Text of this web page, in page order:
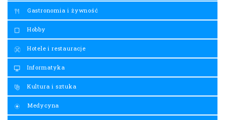
Gastronomia i żywność
Hobby
Hotele i restauracje
Informatyka
Kultura i sztuka
Medycyna